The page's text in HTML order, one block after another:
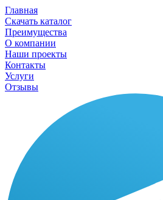
Главная
Скачать каталог
Преимущества
О компании
Наши проекты
Контакты
Услуги
Отзывы